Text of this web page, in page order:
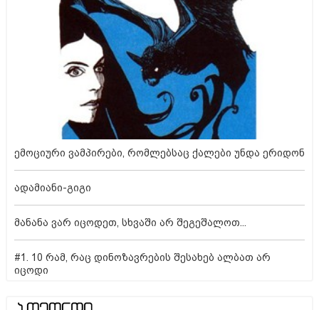
ემოციური ვამპირები, რომლებსაც ქალები უნდა ერიდონ
ადამიანი-გიგი
მანანა ვარ იცოდეთ, სხვაში არ შეგეშალოთ...
#1. 10 რამ, რაც დინოზავრების შესახებ ალბათ არ
იცოდი